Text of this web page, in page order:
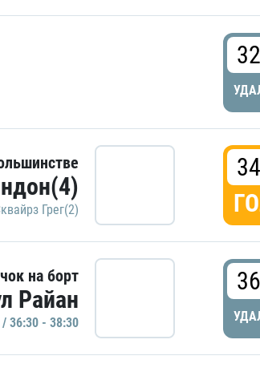
Грег(2)
на борт
Райан
36:30 - 38:30